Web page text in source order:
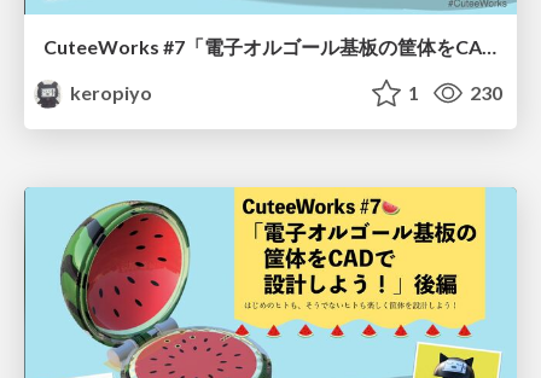
CuteeWorks #7「電子オルゴール基板の筐体をCADで設計しよう！」前編
keropiyo
1 230